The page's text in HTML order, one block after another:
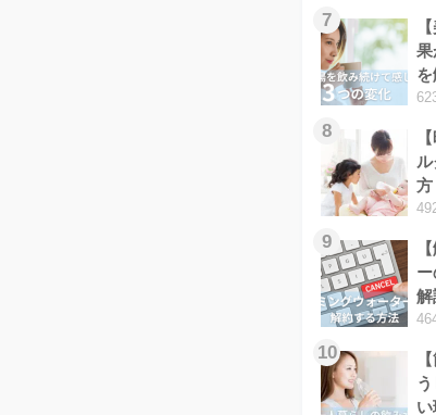
7
果
8
方
9
解
10